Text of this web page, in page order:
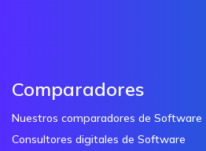
Comparadores
Nuestros comparadores de Software
Consultores digitales de Software